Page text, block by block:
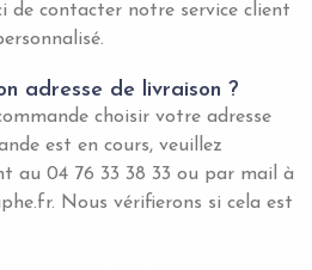
de contacter notre service client
adresse de livraison ?
choisir votre adresse
est en cours, veuillez
au 04 76 33 38 33 ou par mail à
Nous vérifierons si cela est